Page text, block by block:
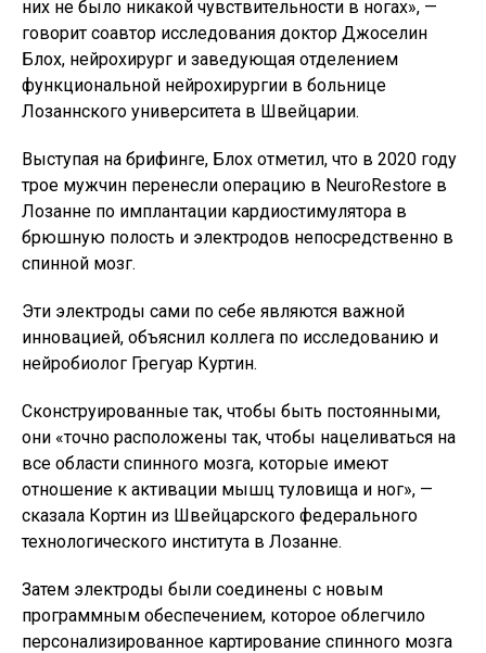
них не было никакой чувствительности в ногах», —
говорит соавтор исследования доктор Джоселин
Блох, нейрохирург и заведующая отделением
функциональной нейрохирургии в больнице
Лозаннского университета в Швейцарии.
Выступая на брифинге, Блох отметил, что в 2020 году
трое мужчин перенесли операцию в NeuroRestore в
Лозанне по имплантации кардиостимулятора в
брюшную полость и электродов непосредственно в
спинной мозг.
Эти электроды сами по себе являются важной
инновацией, объяснил коллега по исследованию и
нейробиолог Грегуар Куртин.
Сконструированные так, чтобы быть постоянными,
они «точно расположены так, чтобы нацеливаться на
все области спинного мозга, которые имеют
отношение к активации мышц туловища и ног», —
сказала Кортин из Швейцарского федерального
технологического института в Лозанне.
Затем электроды были соединены с новым
программным обеспечением, которое облегчило
персонализированное картирование спинного мозга